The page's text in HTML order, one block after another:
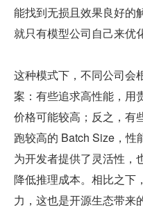
能找到无损且效果良好的
就只有模型公司自己来优
这种模式下，不同公司会
案：有些追求高性能，用
价格可能较高；反之，有
跑较高的 Batch Size，性
为开发者提供了灵活性，
降低推理成本。相比之下
力，这也是开源生态带来